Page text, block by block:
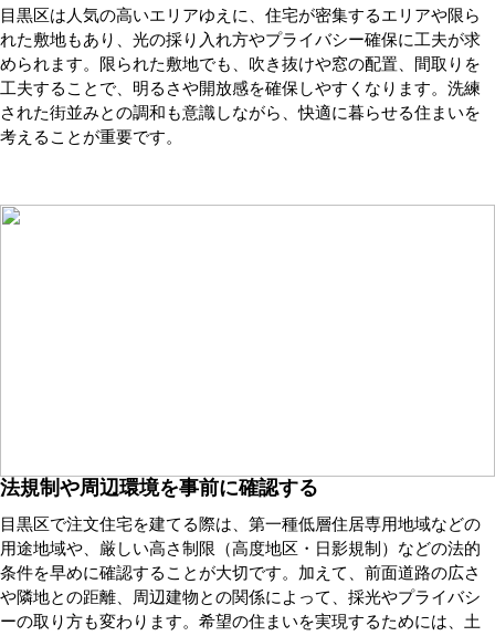
目黒区は人気の高いエリアゆえに、住宅が密集するエリアや限ら
れた敷地もあり、光の採り入れ方やプライバシー確保に工夫が求
められます。限られた敷地でも、吹き抜けや窓の配置、間取りを
工夫することで、明るさや開放感を確保しやすくなります。洗練
された街並みとの調和も意識しながら、快適に暮らせる住まいを
考えることが重要です。
法規制や周辺環境を事前に確認する
目黒区で注文住宅を建てる際は、第一種低層住居専用地域などの
用途地域や、厳しい高さ制限（高度地区・日影規制）などの法的
条件を早めに確認することが大切です。加えて、前面道路の広さ
や隣地との距離、周辺建物との関係によって、採光やプライバシ
ーの取り方も変わります。希望の住まいを実現するためには、土